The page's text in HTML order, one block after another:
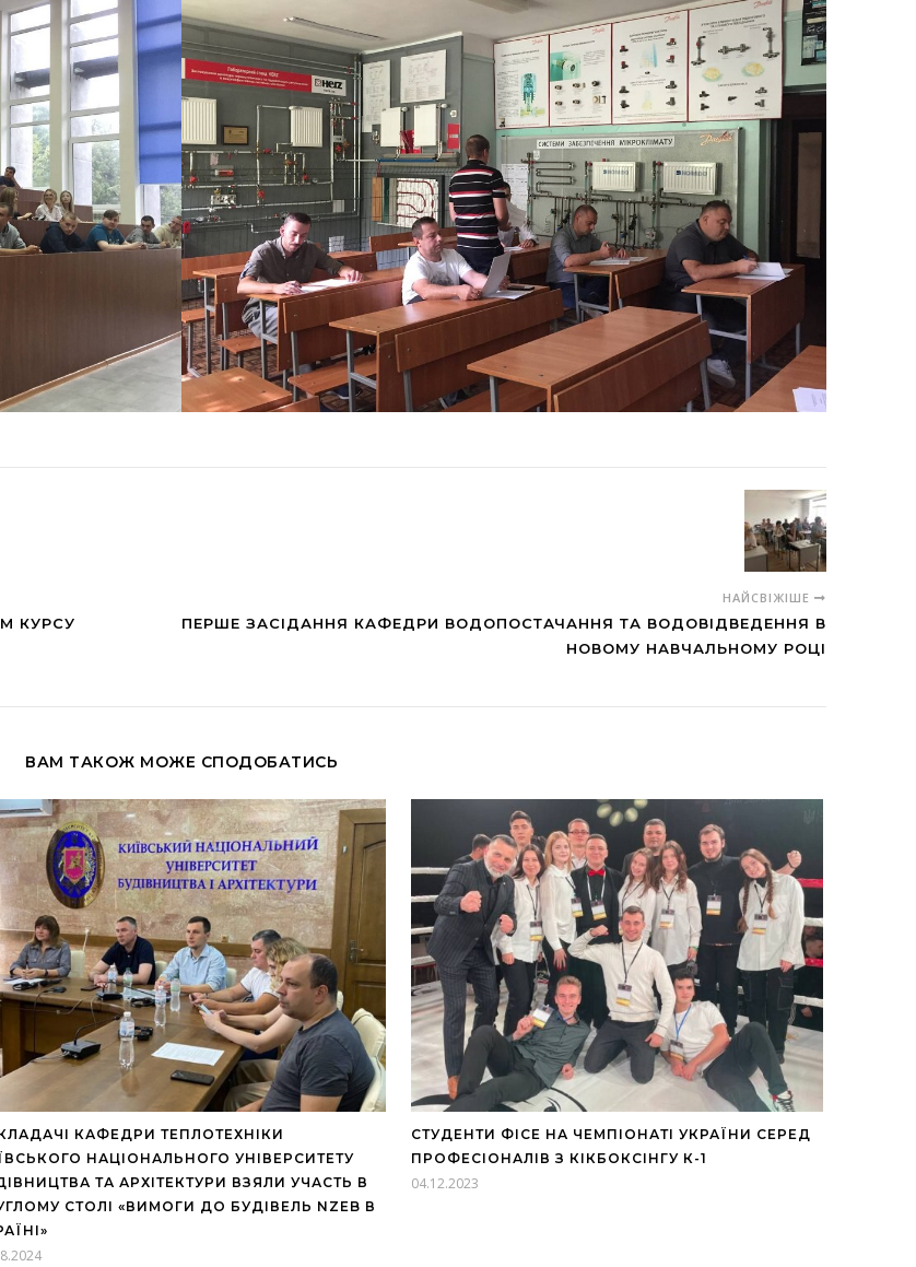
КУРСУ
НАЙСВІЖІШЕ
ПЕРШЕ ЗАСІДАННЯ КАФЕДРИ ВОДОПОСТАЧАННЯ ТА ВОДОВІДВЕДЕННЯ В
НОВОМУ НАВЧАЛЬНОМУ РОЦІ
ВАМ ТАКОЖ МОЖЕ СПОДОБАТИСЬ
КАФЕДРИ ТЕПЛОТЕХНІКИ
НАЦІОНАЛЬНОГО УНІВЕРСИТЕТУ
ТА АРХІТЕКТУРИ ВЗЯЛИ УЧАСТЬ В
СТОЛІ «ВИМОГИ ДО БУДІВЕЛЬ NZEB В
СТУДЕНТИ ФІСЕ НА ЧЕМПІОНАТІ УКРАЇНИ СЕРЕД
ПРОФЕСІОНАЛІВ З КІКБОКСІНГУ К-1
04.12.2023